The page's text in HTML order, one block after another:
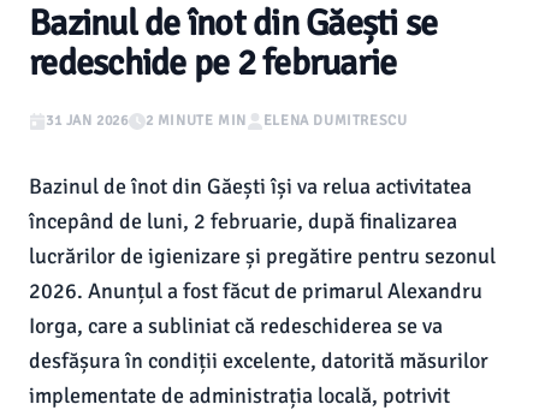
Bazinul de înot din Găești se
redeschide pe 2 februarie
31 JAN 2026 2 MINUTE MIN ELENA DUMITRESCU
Bazinul de înot din Găești își va relua activitatea
începând de luni, 2 februarie, după finalizarea
lucrărilor de igienizare și pregătire pentru sezonul
2026. Anunțul a fost făcut de primarul Alexandru
Iorga, care a subliniat că redeschiderea se va
desfășura în condiții excelente, datorită măsurilor
implementate de administrația locală, potrivit